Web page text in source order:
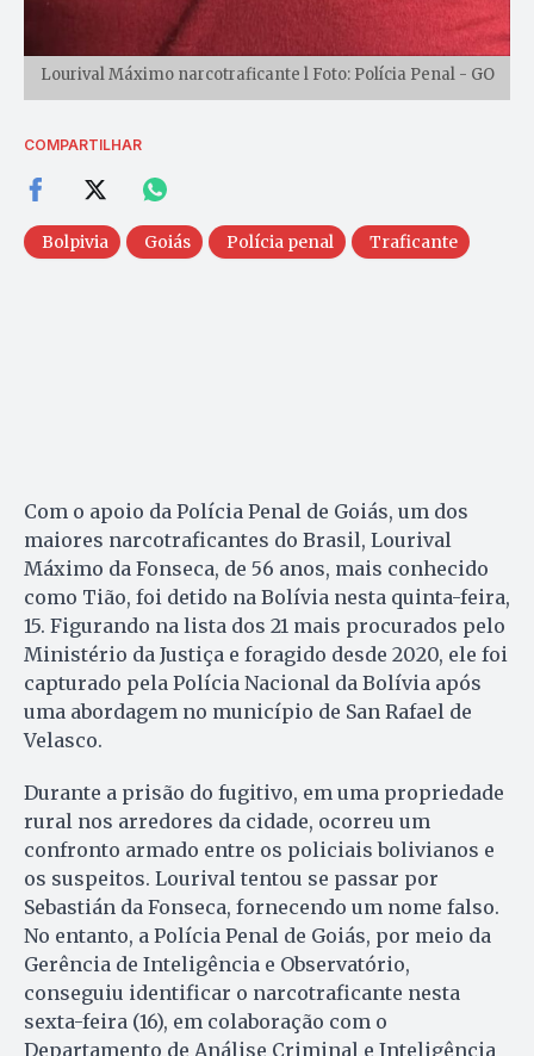
Lourival Máximo narcotraficante l Foto: Polícia Penal - GO
COMPARTILHAR
Bolpivia Goiás Polícia penal Traficante
Com o apoio da Polícia Penal de Goiás, um dos
maiores narcotraficantes do Brasil, Lourival
Máximo da Fonseca, de 56 anos, mais conhecido
como Tião, foi detido na Bolívia nesta quinta-feira,
15. Figurando na lista dos 21 mais procurados pelo
Ministério da Justiça e foragido desde 2020, ele foi
capturado pela Polícia Nacional da Bolívia após
uma abordagem no município de San Rafael de
Velasco.
Durante a prisão do fugitivo, em uma propriedade
rural nos arredores da cidade, ocorreu um
confronto armado entre os policiais bolivianos e
os suspeitos. Lourival tentou se passar por
Sebastián da Fonseca, fornecendo um nome falso.
No entanto, a Polícia Penal de Goiás, por meio da
Gerência de Inteligência e Observatório,
conseguiu identificar o narcotraficante nesta
sexta-feira (16), em colaboração com o
Departamento de Análise Criminal e Inteligência